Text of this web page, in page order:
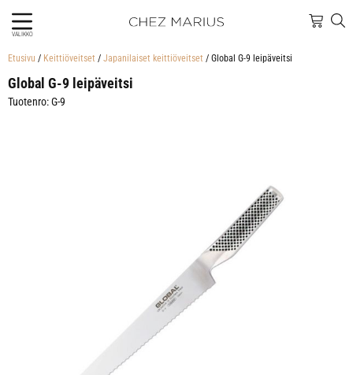
VALIKKO
Etusivu / Keittiöveitset / Japanilaiset keittiöveitset / Global G-9 leipäveitsi
Global G-9 leipäveitsi
Tuotenro: G-9